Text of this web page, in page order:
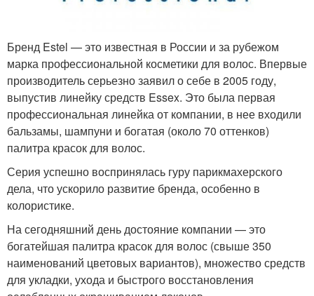
Бренд Estel — это известная в России и за рубежом
марка профессиональной косметики для волос. Впервые
производитель серьезно заявил о себе в 2005 году,
выпустив линейку средств Essex. Это была первая
профессиональная линейка от компании, в нее входили
бальзамы, шампуни и богатая (около 70 оттенков)
палитра красок для волос.
Серия успешно воспринялась гуру парикмахерского
дела, что ускорило развитие бренда, особенно в
колористике.
На сегодняшний день достояние компании — это
богатейшая палитра красок для волос (свыше 350
наименований цветовых вариантов), множество средств
для укладки, ухода и быстрого восстановления